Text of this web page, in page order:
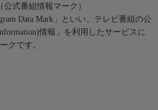
公式番組情報マーク）
Data Mark」といい、テレビ番組の公
情報」を利用したサービスに
クです。